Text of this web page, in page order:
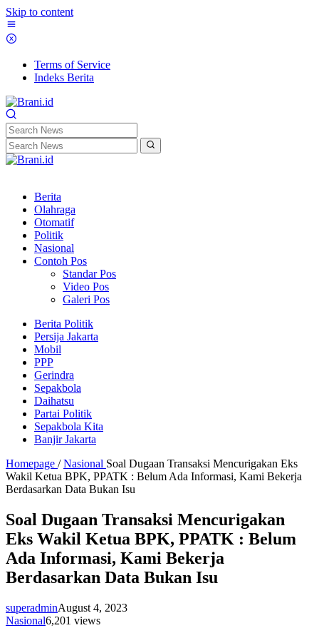
Skip to content
Terms of Service
Indeks Berita
Berita
Olahraga
Otomatif
Politik
Nasional
Contoh Pos
Standar Pos
Video Pos
Galeri Pos
Berita Politik
Persija Jakarta
Mobil
PPP
Gerindra
Sepakbola
Daihatsu
Partai Politik
Sepakbola Kita
Banjir Jakarta
Homepage / Nasional Soal Dugaan Transaksi Mencurigakan Eks
Wakil Ketua BPK, PPATK : Belum Ada Informasi, Kami Bekerja
Berdasarkan Data Bukan Isu
Soal Dugaan Transaksi Mencurigakan
Eks Wakil Ketua BPK, PPATK : Belum
Ada Informasi, Kami Bekerja
Berdasarkan Data Bukan Isu
superadminAugust 4, 2023
Nasional6,201 views